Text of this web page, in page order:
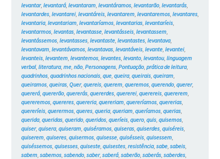
levantar, levantará, levantaram, levantáramos, levantarão, levantarás,
levantardes, levantarei, levantáreis, levantarem, levantaremos, levantares,
levantaria, levantariam, levantaríamos, levantarias, levantaríeis,
levantarmos, levantas, levantasse, levantásseis, levantassem,
levantássemos, levantasses, levantaste, levantastes, levantava,
levantavam, levantávamos, levantavas, levantáveis, levante, levantei,
levanteis, levantem, levantemos, levantes, levanto, levantou, linguagem
verbal, literatura, me, não, Personagens, Pontuação, prática de leitura,
quadrinhos, quadrinhos nacionais, que, queira, queirais, queiram,
queiramos, queiras, Quer, quereis, querem, queremos, querendo, querer,
quererá, quererão, quererás, quererdes, quererei, querereis, quererem,
quereremos, quereres, quereria, quereriam, quereríamos, quererias,
quereríeis, querermos, queres, queria, queriam, queríamos, querias,
querida, queridas, querido, queridos, queríeis, quero, quis, quisemos,
quiser, quisera, quiseram, quiséramos, quiseras, quiserdes, quiséreis,
quiserem, quiseres, quisermos, quisesse, quisésseis, quisessem,
quiséssemos, quisesses, quiseste, quisestes, resistência, sabe, sabeis,
sabem, sabemos, sabendo, saber, saberá, saberão, saberás, saberdes,